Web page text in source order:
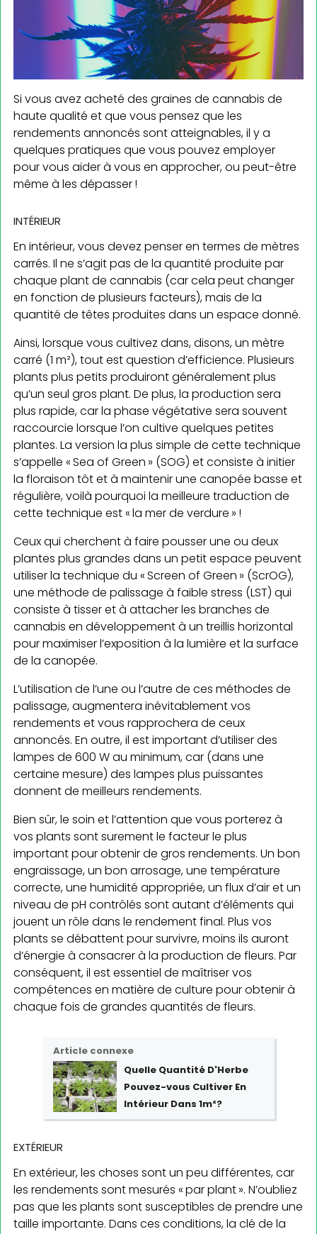
Si vous avez acheté des graines de cannabis de
haute qualité et que vous pensez que les
rendements annoncés sont atteignables, il y a
quelques pratiques que vous pouvez employer
pour vous aider à vous en approcher, ou peut-être
même à les dépasser !
INTÉRIEUR
En intérieur, vous devez penser en termes de mètres
carrés. Il ne s’agit pas de la quantité produite par
chaque plant de cannabis (car cela peut changer
en fonction de plusieurs facteurs), mais de la
quantité de têtes produites dans un espace donné.
Ainsi, lorsque vous cultivez dans, disons, un mètre
carré (1 m²), tout est question d’efficience. Plusieurs
plants plus petits produiront généralement plus
qu’un seul gros plant. De plus, la production sera
plus rapide, car la phase végétative sera souvent
raccourcie lorsque l’on cultive quelques petites
plantes. La version la plus simple de cette technique
s’appelle « Sea of Green » (SOG) et consiste à initier
la floraison tôt et à maintenir une canopée basse et
régulière, voilà pourquoi la meilleure traduction de
cette technique est « la mer de verdure » !
Ceux qui cherchent à faire pousser une ou deux
plantes plus grandes dans un petit espace peuvent
utiliser la technique du « Screen of Green » (ScrOG),
une méthode de palissage à faible stress (LST) qui
consiste à tisser et à attacher les branches de
cannabis en développement à un treillis horizontal
pour maximiser l’exposition à la lumière et la surface
de la canopée.
L’utilisation de l’une ou l’autre de ces méthodes de
palissage, augmentera inévitablement vos
rendements et vous rapprochera de ceux
annoncés. En outre, il est important d’utiliser des
lampes de 600 W au minimum, car (dans une
certaine mesure) des lampes plus puissantes
donnent de meilleurs rendements.
Bien sûr, le soin et l’attention que vous porterez à
vos plants sont surement le facteur le plus
important pour obtenir de gros rendements. Un bon
engraissage, un bon arrosage, une température
correcte, une humidité appropriée, un flux d’air et un
niveau de pH contrôlés sont autant d’éléments qui
jouent un rôle dans le rendement final. Plus vos
plants se débattent pour survivre, moins ils auront
d’énergie à consacrer à la production de fleurs. Par
conséquent, il est essentiel de maîtriser vos
compétences en matière de culture pour obtenir à
chaque fois de grandes quantités de fleurs.
Article connexe
Quelle Quantité D'Herbe
Pouvez-vous Cultiver En
Intérieur Dans 1m²?
EXTÉRIEUR
En extérieur, les choses sont un peu différentes, car
les rendements sont mesurés « par plant ». N’oubliez
pas que les plants sont susceptibles de prendre une
taille importante. Dans ces conditions, la clé de la